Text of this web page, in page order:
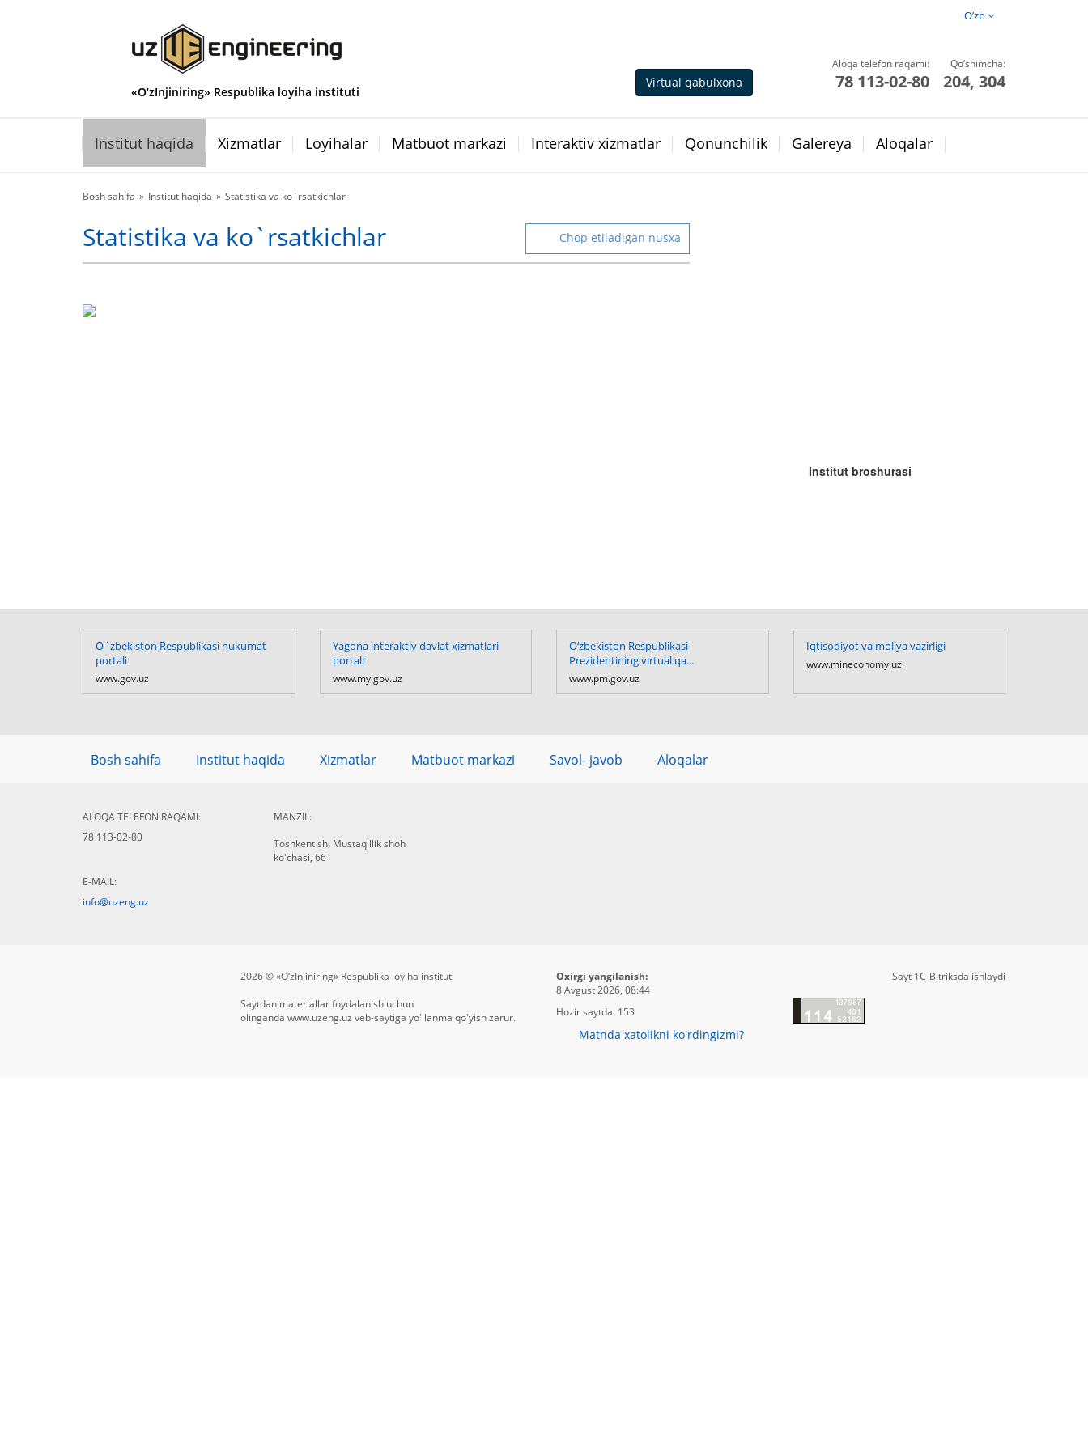
O’zb
«O‘zInjiniring» Respublika loyiha instituti
Virtual qabulxona
Aloqa telefon raqami:
78 113-02-80
Qo‘shimcha:
204, 304
Institut haqida Xizmatlar Loyihalar Matbuot markazi Interaktiv xizmatlar Qonunchilik Galereya Aloqalar
Bosh sahifa Institut haqida Statistika va ko`rsatkichlar
Chop etiladigan nusxa
Statistika va ko`rsatkichlar
Institut broshurasi
O`zbekiston Respublikasi hukumat
portali
www.gov.uz
Yagona interaktiv davlat xizmatlari
portali
www.my.gov.uz
O‘zbekiston Respublikasi
Prezidentining virtual qa...
www.pm.gov.uz
Iqtisodiyot va moliya vazirligi
www.mineconomy.uz
Bosh sahifa Institut haqida Xizmatlar Matbuot markazi Savol- javob Aloqalar
ALOQA TELEFON RAQAMI:
78 113-02-80
MANZIL:
Toshkent sh. Mustaqillik shoh
ko'chasi, 66
E-MAIL:
info@uzeng.uz
2026 © «O‘zInjiniring» Respublika loyiha instituti
Saytdan materiallar foydalanish uchun
olinganda www.uzeng.uz veb-saytiga yo'llanma qo'yish zarur.
Oxirgi yangilanish:
8 Avgust 2026, 08:44
Hozir saytda: 153
Matnda xatolikni ko'rdingizmi?
Sayt 1C-Bitriksda ishlaydi